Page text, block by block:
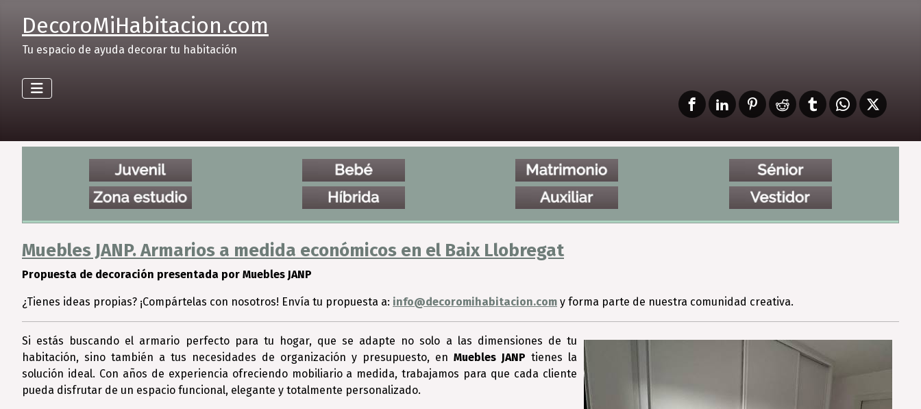
DecoroMiHabitacion.com
Tu espacio de ayuda decorar tu habitación
Muebles JANP. Armarios a medida económicos en el Baix Llobregat
Propuesta de decoración presentada por Muebles JANP
¿Tienes ideas propias? ¡Compártelas con nosotros! Envía tu propuesta a: info@decoromihabitacion.com y forma parte de nuestra comunidad creativa.
Si estás buscando el armario perfecto para tu hogar, que se adapte no solo a las dimensiones de tu
habitación, sino también a tus necesidades de organización y presupuesto, en Muebles JANP tienes la
solución ideal. Con años de experiencia ofreciendo mobiliario a medida, trabajamos para que cada cliente
pueda disfrutar de un espacio funcional, elegante y totalmente personalizado.